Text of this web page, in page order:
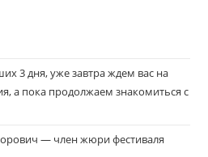
3 дня, уже завтра ждем вас на
а пока продолжаем знакомиться с
— член жюри фестиваля